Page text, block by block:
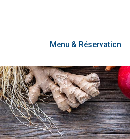
Menu & Réservation